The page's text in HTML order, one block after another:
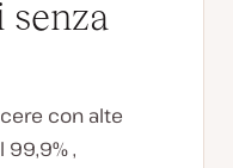
con alte
,